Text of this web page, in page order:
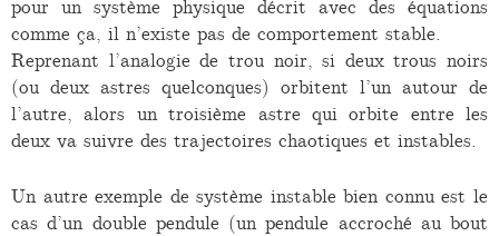
pour un système physique décrit avec des équations
comme ça, il n’existe pas de comportement stable.
Reprenant l’analogie de trou noir, si deux trous noirs
(ou deux astres quelconques) orbitent l’un autour de
l’autre, alors un troisième astre qui orbite entre les
deux va suivre des trajectoires chaotiques et instables.
Un autre exemple de système instable bien connu est le
cas d’un double pendule (un pendule accroché au bout